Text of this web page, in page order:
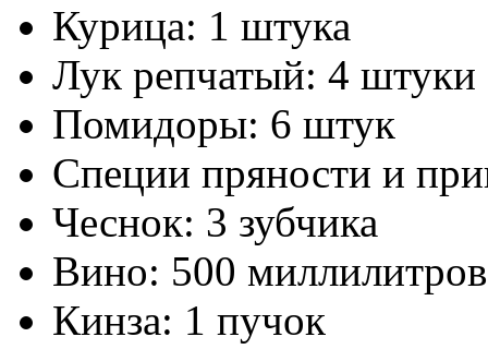
Курица: 1 штука
Лук репчатый: 4 штуки
Помидоры: 6 штук
Специи пряности и
Чеснок: 3 зубчика
Вино: 500 миллилитров
Кинза: 1 пучок